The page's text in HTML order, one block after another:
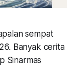
sempat
Banyak cerita
Sinarmas